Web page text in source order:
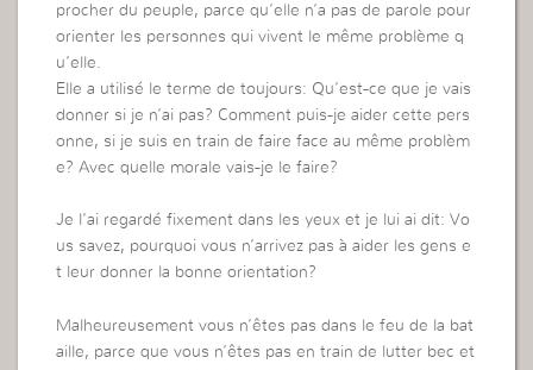
procher du peuple, parce qu’elle n’a pas de parole pour
orienter les personnes qui vivent le même problème q
u’elle.
Elle a utilisé le terme de toujours: Qu’est-ce que je vais
donner si je n’ai pas? Comment puis-je aider cette pers
onne, si je suis en train de faire face au même problèm
e? Avec quelle morale vais-je le faire?
Je l’ai regardé fixement dans les yeux et je lui ai dit: Vo
us savez, pourquoi vous n’arrivez pas à aider les gens e
t leur donner la bonne orientation?
Malheureusement vous n’êtes pas dans le feu de la bat
aille, parce que vous n’êtes pas en train de lutter bec et